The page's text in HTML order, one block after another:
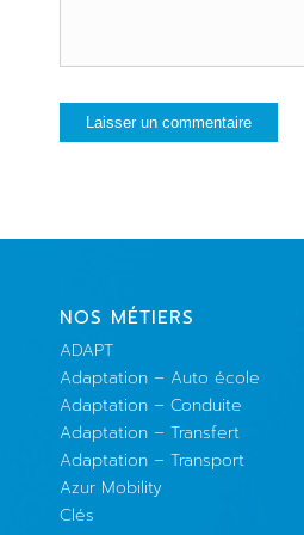
NOS MÉTIERS
ADAPT
Adaptation – Auto école
Adaptation – Conduite
Adaptation – Transfert
Adaptation – Transport
Azur Mobility
Clés